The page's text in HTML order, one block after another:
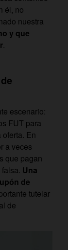
él, no
nuestra
y que
.
escenario:
FUT para
En
a veces
que pagan
Una
de
tutelar
de